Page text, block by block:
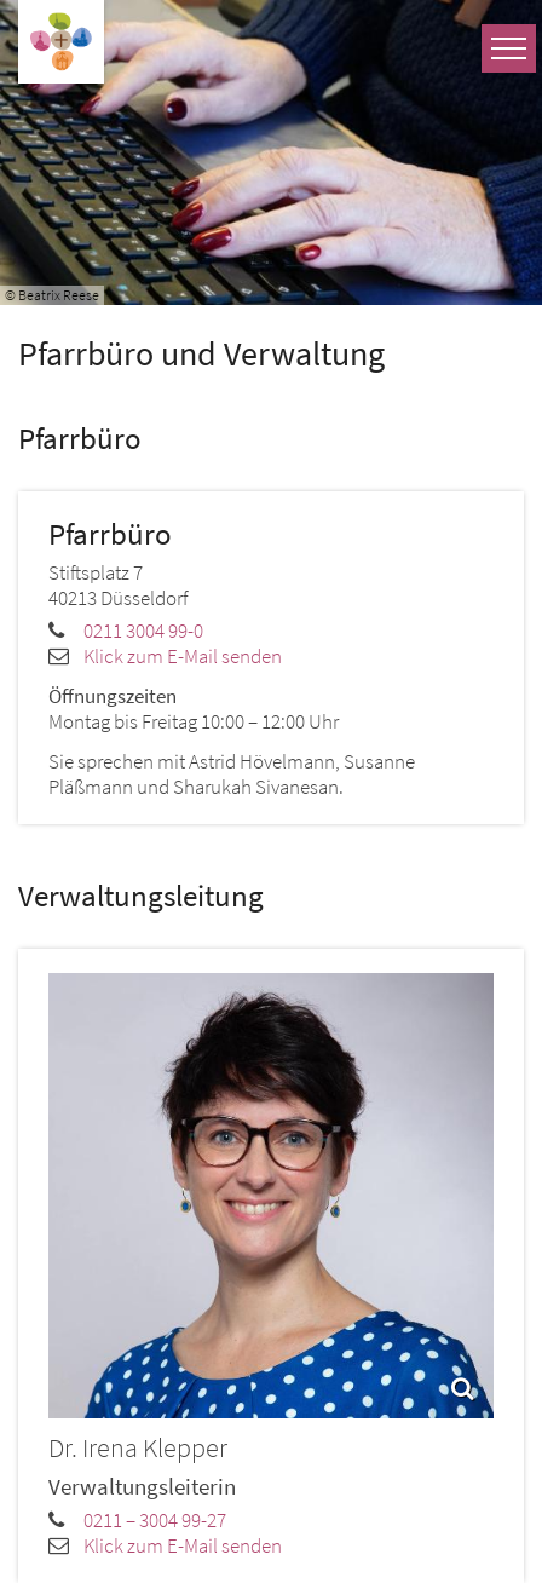
Zum Inhalt springen
© Beatrix Reese
Pfarrbüro und Verwaltung
Pfarrbüro
Pfarrbüro
Stiftsplatz 7
40213Düsseldorf
0211 3004 99-0
Klick zum E-Mail senden
Öffnungszeiten
Montag bis Freitag 10:00 – 12:00 Uhr
Sie sprechen mit Astrid Hövelmann, Susanne
Pläßmann und Sharukah Sivanesan.
Verwaltungsleitung
Dr. Irena Klepper
Verwaltungsleiterin
0211 – 3004 99-27
Klick zum E-Mail senden